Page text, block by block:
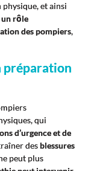
et ainsi
un rôle
des pompiers,
préparation
qui
d’urgence et de
desblessures
peut plus